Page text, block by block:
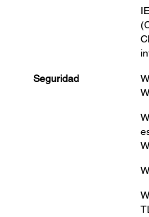
Seguridad